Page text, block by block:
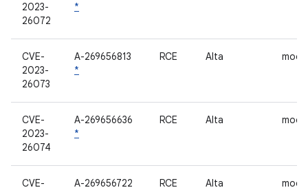
2023-
26072
*
CVE-
2023-
26073
A-269656813
*
RCE Alta
CVE-
2023-
26074
A-269656636
*
RCE Alta
CVE-
A-269656722
RCE Alta